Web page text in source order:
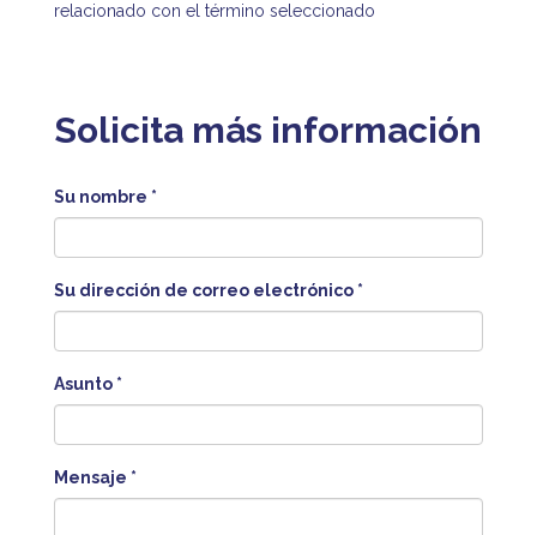
relacionado con el término seleccionado
Solicita más información
Su nombre *
Su dirección de correo electrónico *
Asunto *
Mensaje *